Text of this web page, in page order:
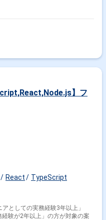
】フ
React
TypeScript
アとしての実務経験3年以上」
経験が2年以上」の方が対象の案